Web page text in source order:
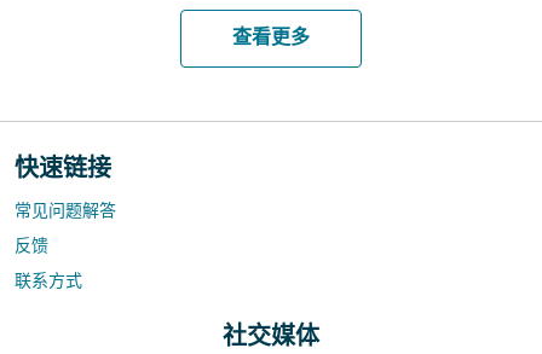
查看更多
快速链接
常见问题解答
反馈
联系方式
社交媒体